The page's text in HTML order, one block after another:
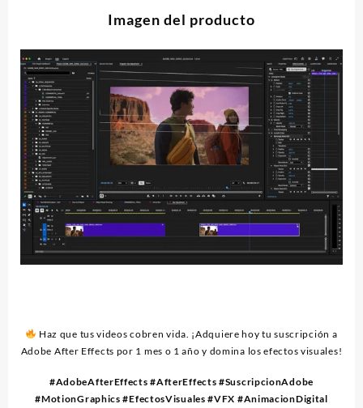
Imagen del producto
Haz que tus videos cobren vida. ¡Adquiere hoy tu suscripción a
Adobe After Effects por 1 mes o 1 año y domina los efectos visuales!
#AdobeAfterEffects #AfterEffects #SuscripcionAdobe
#MotionGraphics #EfectosVisuales #VFX #AnimacionDigital